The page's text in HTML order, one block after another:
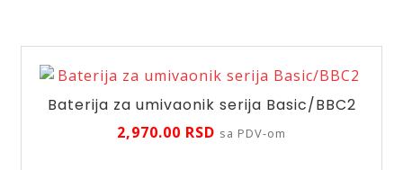
Baterija za umivaonik serija Basic/BBC2
2,970.00 RSD sa PDV-om